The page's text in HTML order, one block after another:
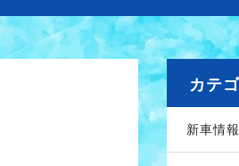
カテ
新車情